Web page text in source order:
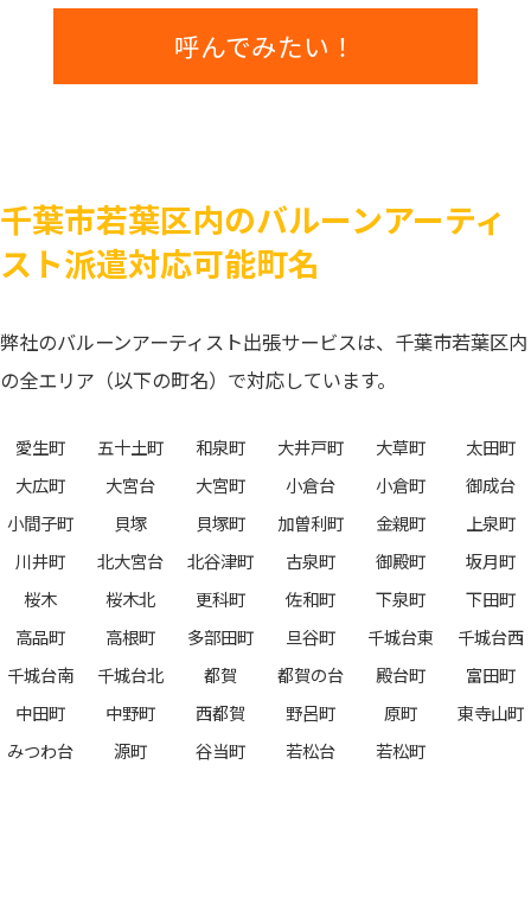
呼んでみたい！
千葉市若葉区内のバルーンアーティ
スト派遣対応可能町名
弊社のバルーンアーティスト出張サービスは、千葉市若葉区内
の全エリア（以下の町名）で対応しています。
愛生町 五十土町 和泉町 大井戸町 大草町
太田町
大広町
大宮台 大宮町 小倉台 小倉町
御成台
小間子町
貝塚 貝塚町 加曽利町 金親町
上泉町
川井町
北大宮台 北谷津町 古泉町 御殿町
坂月町
桜木
桜木北 更科町 佐和町 下泉町
下田町
高品町
高根町 多部田町 旦谷町 千城台東
千城台西
千城台南
千城台北 都賀 都賀の台 殿台町
富田町
中田町
中野町 西都賀 野呂町 原町
東寺山町
みつわ台
源町 谷当町 若松台 若松町